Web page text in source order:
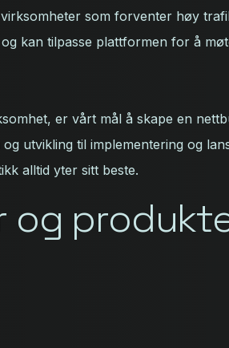
som forventer høy
kan tilpasse plattformen for å
er vårt mål å skape en
utvikling til implementering og
alltid yter sitt beste.
og